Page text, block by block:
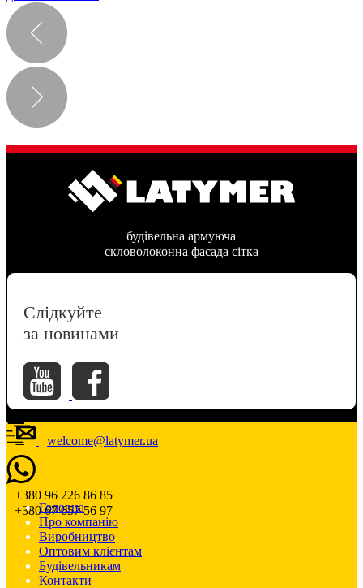
будівельна армуюча
скловолоконна фасада сітка
Слідкуйте
за новинами
welcome@latymer.ua
+380 96 226 86 85
+380 67 657 56 97
Головна
Про компанію
Виробництво
Оптовим клієнтам
Будівельникам
Контакти